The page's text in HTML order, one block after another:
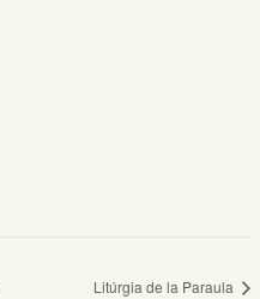
Litúrgia de la Paraula